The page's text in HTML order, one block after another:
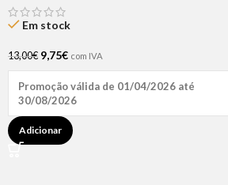
Em stock
13,00€ 9,75€ com IVA
Promoção válida de 01/04/2026 até
30/08/2026
Adicionar